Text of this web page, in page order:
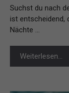
Suchst du nach
ist entscheidend,
Nächte …
Weiterlesen…